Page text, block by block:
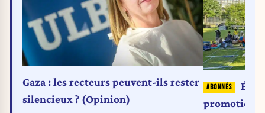
Gaza : les recteurs peuvent-ils rester
silencieux ? (Opinion)
Éric
promotion